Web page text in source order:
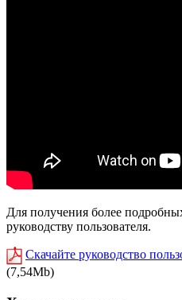
Для получения более
руководству пользователя.
Скачайте руководство
(7,54Mb)